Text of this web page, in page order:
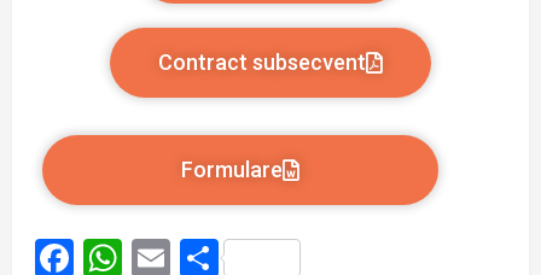
Contract subsecvent
Formulare
Facebook
WhatsApp
EmailPartajează